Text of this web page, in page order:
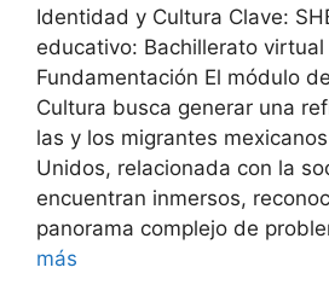
Identidad y Cultura Clave:
educativo: Bachillerato
Fundamentación El módulo
Cultura busca generar una
las y los migrantes
Unidos, relacionada con la
encuentran inmersos,
panorama complejo de
más